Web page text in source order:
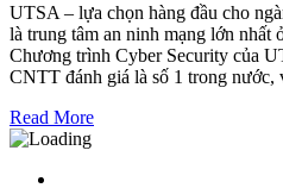
UTSA – lựa chọn hàng đầu cho
là trung tâm an ninh mạng lớn nhất
Chương trình Cyber Security của
CNTT đánh giá là số 1 trong nước,
Read More